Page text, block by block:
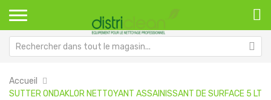
Accueil
SUTTER ONDAKLOR NETTOYANT ASSAINISSANT DE SURFACE 5 LT